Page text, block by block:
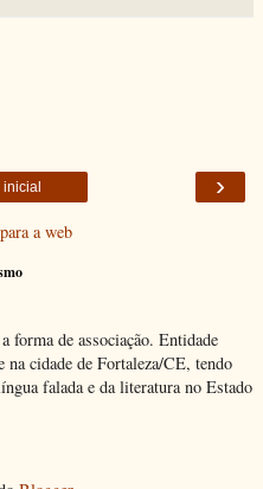
›
inicial
a web
forma de associação. Entidade
cidade de Fortaleza/CE, tendo
falada e da literatura no Estado